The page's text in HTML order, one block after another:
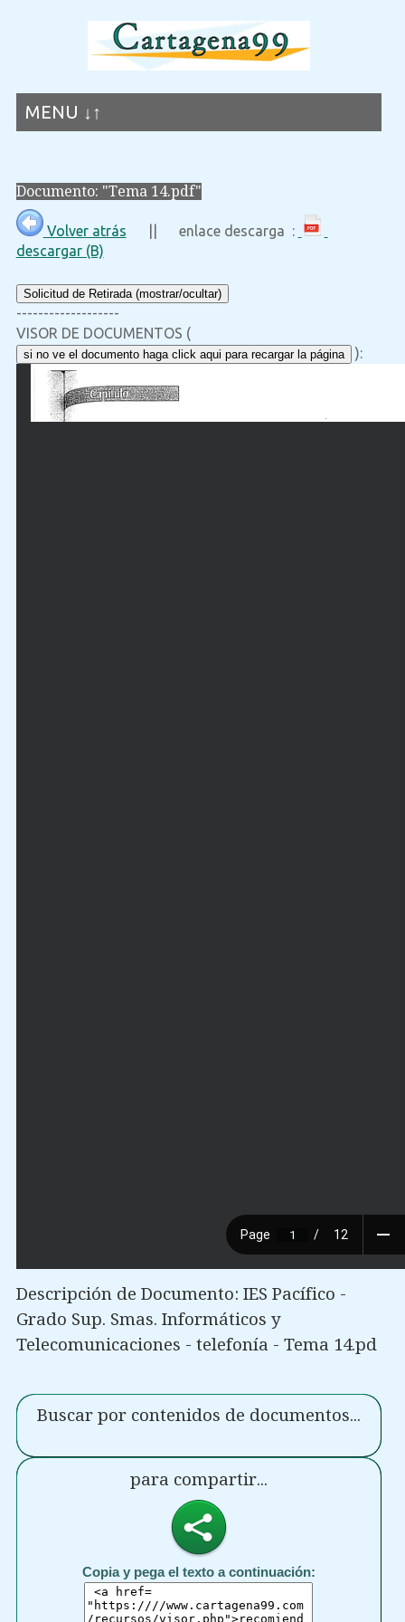
MENU ↓↑
Documento: "Tema 14.pdf"
Volver atrás || enlace descarga :
descargar (B)
Solicitud de Retirada (mostrar/ocultar)
-------------------
VISOR DE DOCUMENTOS (
si no ve el documento haga click aqui para recargar la página ):
Descripción de Documento: IES Pacífico -
Grado Sup. Smas. Informáticos y
Telecomunicaciones - telefonía - Tema 14.pd
Buscar por contenidos de documentos...
para compartir...
Copia y pega el texto a continuación: